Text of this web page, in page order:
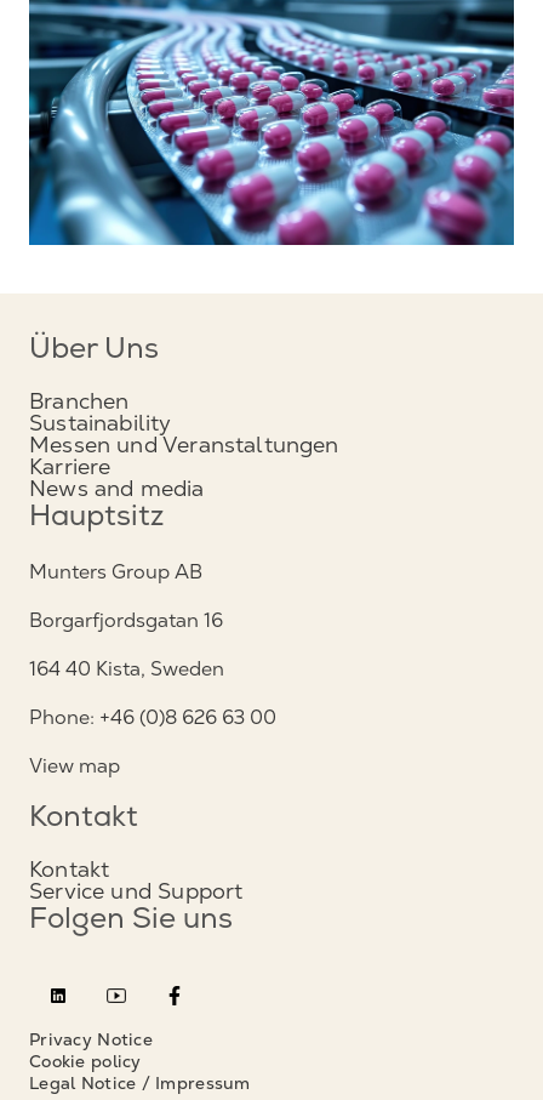
Über Uns
Branchen
Sustainability
Messen und Veranstaltungen
Karriere
News and media
Hauptsitz
Munters Group AB
Borgarfjordsgatan 16
164 40 Kista, Sweden
Phone: +46 (0)8 626 63 00
View map
Kontakt
Kontakt
Service und Support
Folgen Sie uns
Privacy Notice
Cookie policy
Legal Notice / Impressum